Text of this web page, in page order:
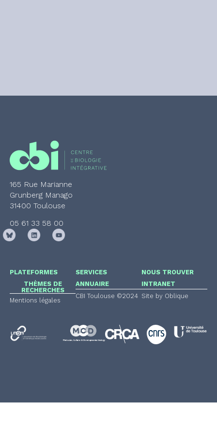
165 Rue Marianne
Grunberg Manago
31400 Toulouse
05 61 33 58 00
PLATEFORMES
THÈMES DE
RECHERCHES
Mentions légales
SERVICES
ANNUAIRE
CBI Toulouse ©2024
NOUS TROUVER
INTRANET
Site by Oblique